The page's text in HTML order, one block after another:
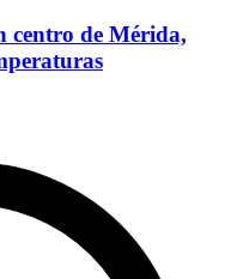
centro de Mérida,